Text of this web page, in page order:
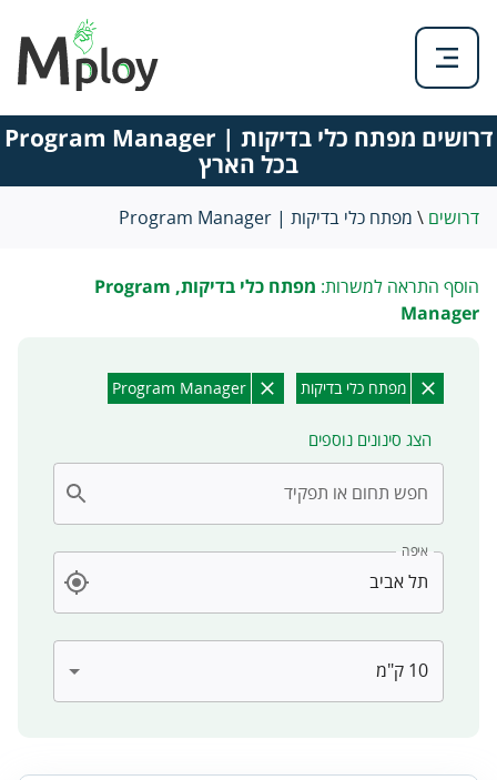
דרושים מפתח כלי בדיקות | Program Manager
בכל הארץ
דרושים \ מפתח כלי בדיקות | Program Manager
הוסף התראה למשרות:
מפתח כלי בדיקות, Program
Manager
מפתח כלי בדיקות Program Manager
הצג סינונים נוספים
חפש תחום או תפקיד
איפה